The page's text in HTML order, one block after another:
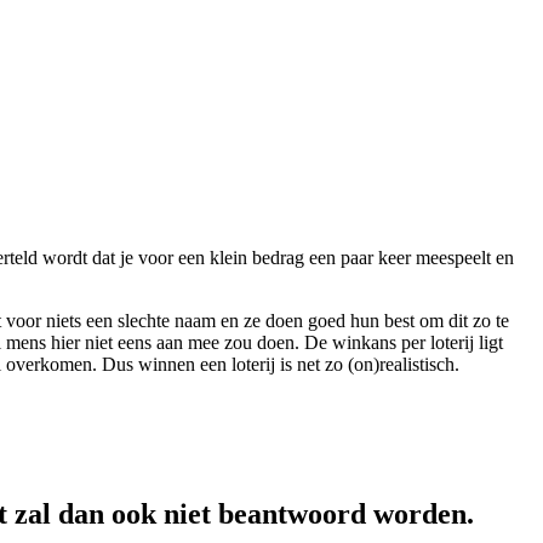
wordt dat je voor een klein bedrag een paar keer meespeelt en
niets een slechte naam en ze doen goed hun best om dit zo te
hier niet eens aan mee zou doen. De winkans per loterij ligt
Dus winnen een loterij is net zo (on)realistisch.
dan ook niet beantwoord worden.